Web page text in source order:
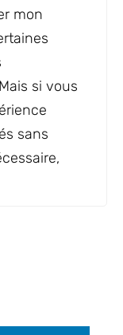
mon
si vous
sans